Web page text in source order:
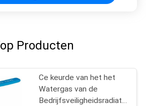
Producten
Ce keurde van het het
Watergas van de
Bedrijfsveiligheidsradiator